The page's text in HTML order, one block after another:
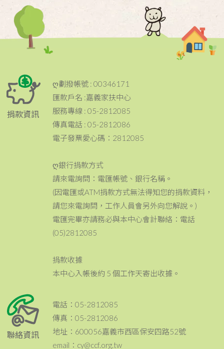
捐款資訊
ღ劃撥帳號 : 00346171
匯款戶名 :嘉義家扶中心
服務專線 : 05-2812085
傳真電話 : 05-2812086
電子發票愛心碼：2812085
ღ銀行捐款方式
請來電詢問：電匯帳號、銀行名稱。
(因電匯或ATM捐款方式無法得知您的捐款資料，
請您來電詢問，工作人員會另外向您解說。)
電匯完畢亦請務必與本中心會計聯絡：電話
(05)2812085
捐款收據
本中心入帳後約 5 個工作天寄出收據。
聯絡資訊
電話：05-2812085
傳真：05-2812086
地址：600056嘉義市西區保安四路52號
email：cy@ccf.org.tw